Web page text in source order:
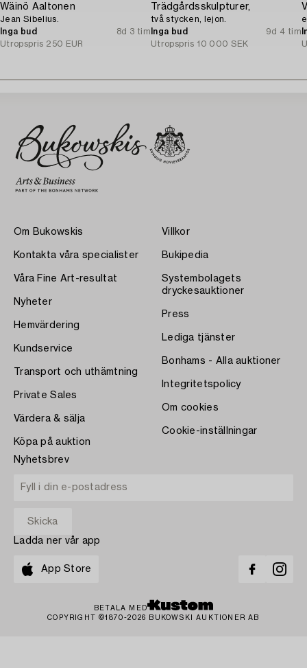
Wäinö Aaltonen
Jean Sibelius.
Inga bud
8d 3 tim
Utropspris 250 EUR
Trädgårdsskulpturer,
två stycken, lejon.
Inga bud
9d 4 tim
Utropspris 10 000 SEK
Om Bukowskis
Kontakta våra specialister
Våra Fine Art-resultat
Nyheter
Hemvärdering
Kundservice
Transport och uthämtning
Private Sales
Värdera & sälja
Köpa på auktion
Villkor
Bukipedia
Systembolagets
dryckesauktioner
Press
Lediga tjänster
Bonhams - Alla auktioner
Integritetspolicy
Om cookies
Cookie-inställningar
Nyhetsbrev
Ladda ner vår app
App Store
BETALA MED
COPYRIGHT ©1870-2026 BUKOWSKI AUKTIONER AB